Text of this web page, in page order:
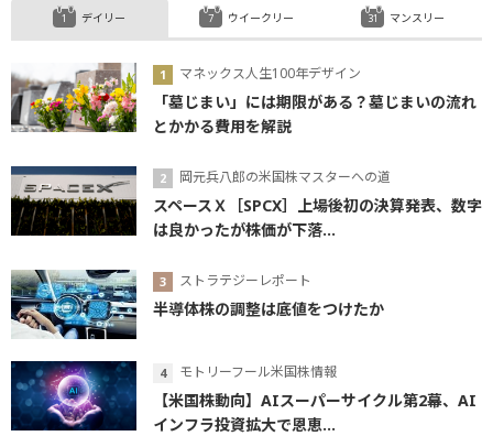
デイリー
マネックス人生100年デザイン
「墓じまい」には期限がある？墓じまいの流れ
とかかる費用を解説
岡元兵八郎の米国株マスターへの道
スペースＸ［SPCX］上場後初の決算発表、数字
は良かったが株価が下落...
ストラテジーレポート
半導体株の調整は底値をつけたか
モトリーフール米国株情報
【米国株動向】AIスーパーサイクル第2幕、AI
インフラ投資拡大で恩恵...
ウイークリー マンスリー